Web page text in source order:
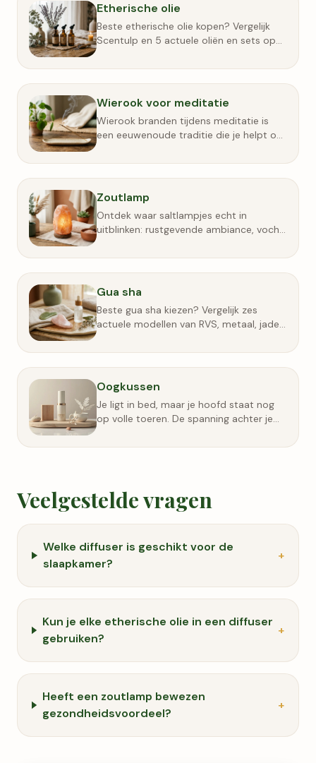
Etherische olie
Beste etherische olie kopen? Vergelijk
Scentulp en 5 actuele oliën en sets op
diffusergebruik en veiligheid.
Wierook voor meditatie
Wierook branden tijdens meditatie is
een eeuwenoude traditie die je helpt om
Zoutlamp
Ontdek waar saltlampjes echt in
uitblinken: rustgevende ambiance, vocht
zijn voor dagelijks gebruik.
Gua sha
Beste gua sha kiezen? Vergelijk zes
actuele modellen van RVS, metaal, jade
onderhoud, prijs en veilig gebruik.
Oogkussen
Je ligt in bed, maar je hoofd staat nog
op volle toeren. De spanning achter je
en ondanks alle tips die...
Veelgestelde vragen
Welke diffuser is geschikt voor de
slaapkamer?
+
Kun je elke etherische olie in een diffuser
gebruiken?
+
Heeft een zoutlamp bewezen
gezondheidsvoordeel?
+